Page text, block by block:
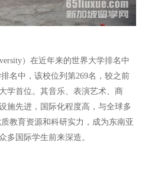
）在近年来的世界大学排名中
名中，该校位列第269名，较之前
学首位。其音乐、表演艺术、商
施先进，国际化程度高，与全球多
教育资源和科研实力，成为东南亚
多国际学生前来深造。